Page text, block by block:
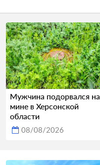
Мужчина подорвался на
мине в Херсонской
области
08/08/2026